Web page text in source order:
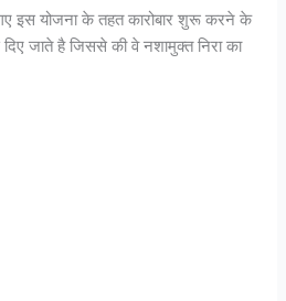
गए इस योजना के तहत कारोबार शुरू करने के
जाते है जिससे की वे नशामुक्त निरा का